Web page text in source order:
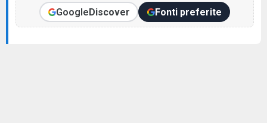
GoogleDiscover Fonti preferite